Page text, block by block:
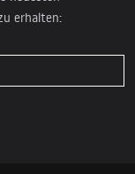
erhalten: